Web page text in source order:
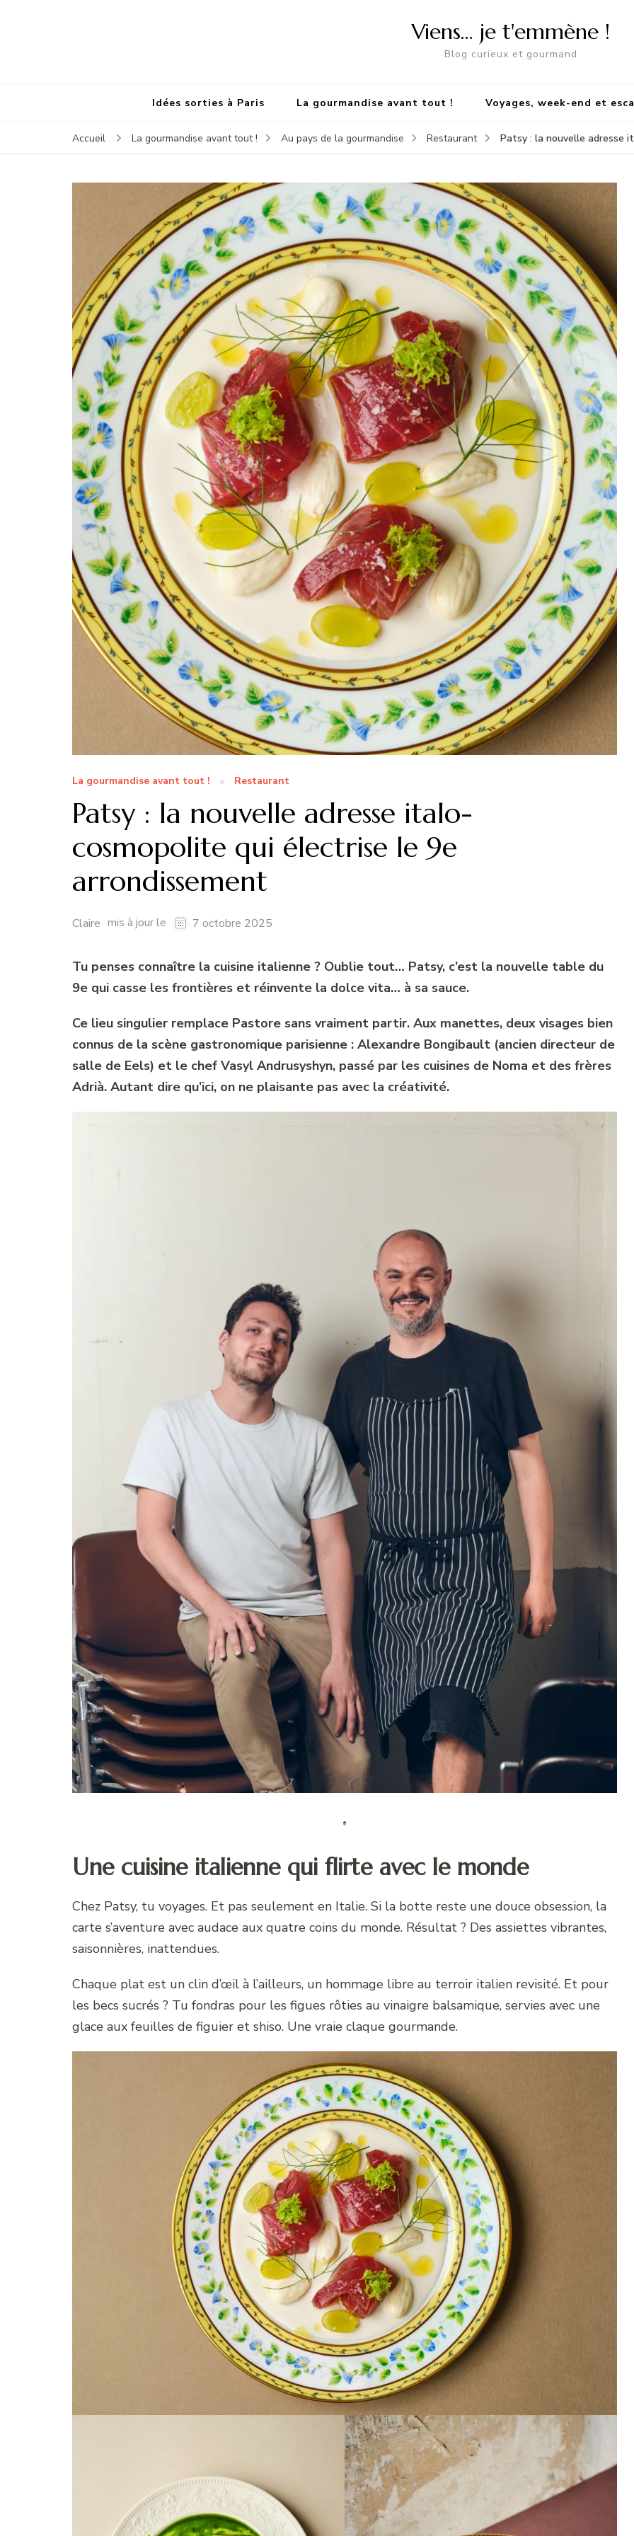
Viens… je t'emmène !
Blog curieux et gourmand
Idées sorties à Paris La gourmandise avant tout ! Voyages, week-end et
Accueil La gourmandise avant tout ! Au pays de la gourmandise Restaurant Patsy : la nouvelle adresse
La gourmandise avant tout ! Restaurant
Patsy : la nouvelle adresse italo-
cosmopolite qui électrise le 9e
arrondissement
Claire mis à jour le 7 octobre 2025
Tu penses connaître la cuisine italienne ? Oublie tout… Patsy, c’est la nouvelle table du
9e qui casse les frontières et réinvente la dolce vita… à sa sauce.
Ce lieu singulier remplace Pastore sans vraiment partir. Aux manettes, deux visages bien
connus de la scène gastronomique parisienne : Alexandre Bongibault (ancien directeur de
salle de Eels) et le chef Vasyl Andrusyshyn, passé par les cuisines de Noma et des frères
Adrià. Autant dire qu’ici, on ne plaisante pas avec la créativité.
Une cuisine italienne qui flirte avec le monde
Chez Patsy, tu voyages. Et pas seulement en Italie. Si la botte reste une douce obsession, la
carte s’aventure avec audace aux quatre coins du monde. Résultat ? Des assiettes vibrantes,
saisonnières, inattendues.
Chaque plat est un clin d’œil à l’ailleurs, un hommage libre au terroir italien revisité. Et pour
les becs sucrés ? Tu fondras pour les figues rôties au vinaigre balsamique, servies avec une
glace aux feuilles de figuier et shiso. Une vraie claque gourmande.